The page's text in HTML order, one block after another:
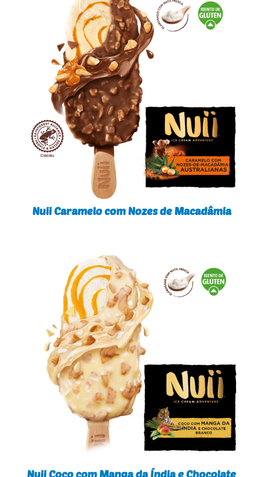
Nuii Caramelo com Nozes de Macadâmia
Nuii Coco com Manga da Índia e Chocolate